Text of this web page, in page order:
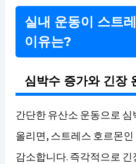
실내 운동이 스트
이유는?
심박수 증가와 긴장
간단한 유산소 운동으로
올리면, 스트레스 호르몬인
감소합니다. 즉각적으로